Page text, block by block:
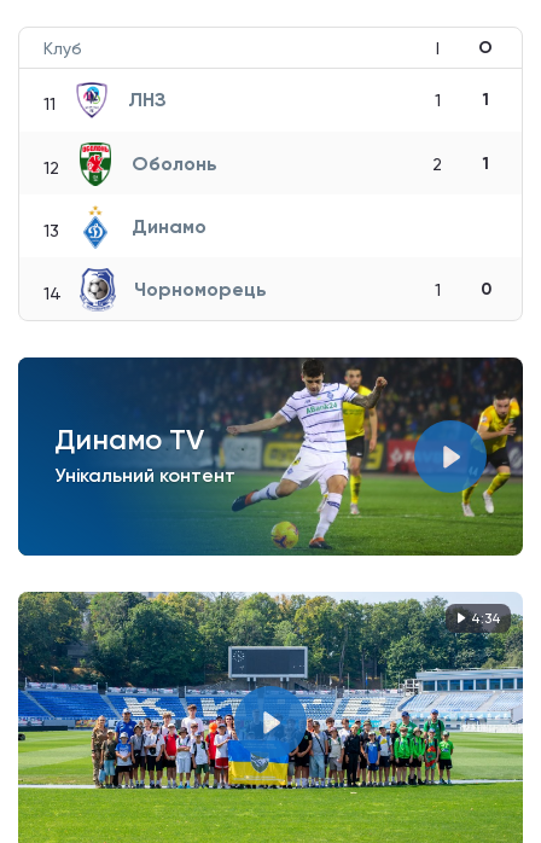
Клуб І О
11 ЛНЗ 1 1
12 Оболонь 2 1
13 Динамо
14 Чорноморець 1 0
Динамо TV
Унікальний контент
4:34